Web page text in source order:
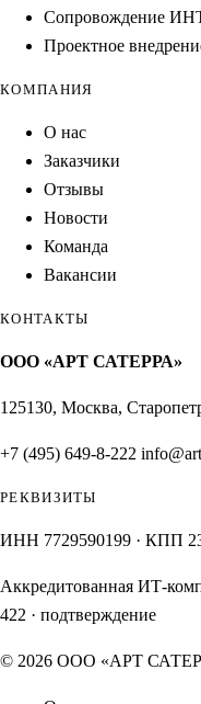
Сопровождение
Проектное
КОМПАНИЯ
О нас
Заказчики
Отзывы
Новости
Команда
Вакансии
КОНТАКТЫ
ООО «АРТ САТЕРРА»
125130, Москва,
+7 (495) 649-8-222
РЕКВИЗИТЫ
ИНН 7729590199 · КПП
Аккредитованная ИТ-
422 · подтверждение
© 2026 ООО «АРТ